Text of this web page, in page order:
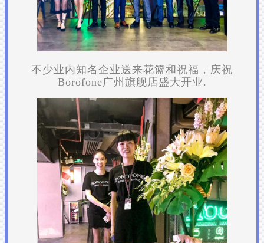
不少业内知名企业送来花篮和祝福，庆祝
Borofone广州旗舰店盛大开业.